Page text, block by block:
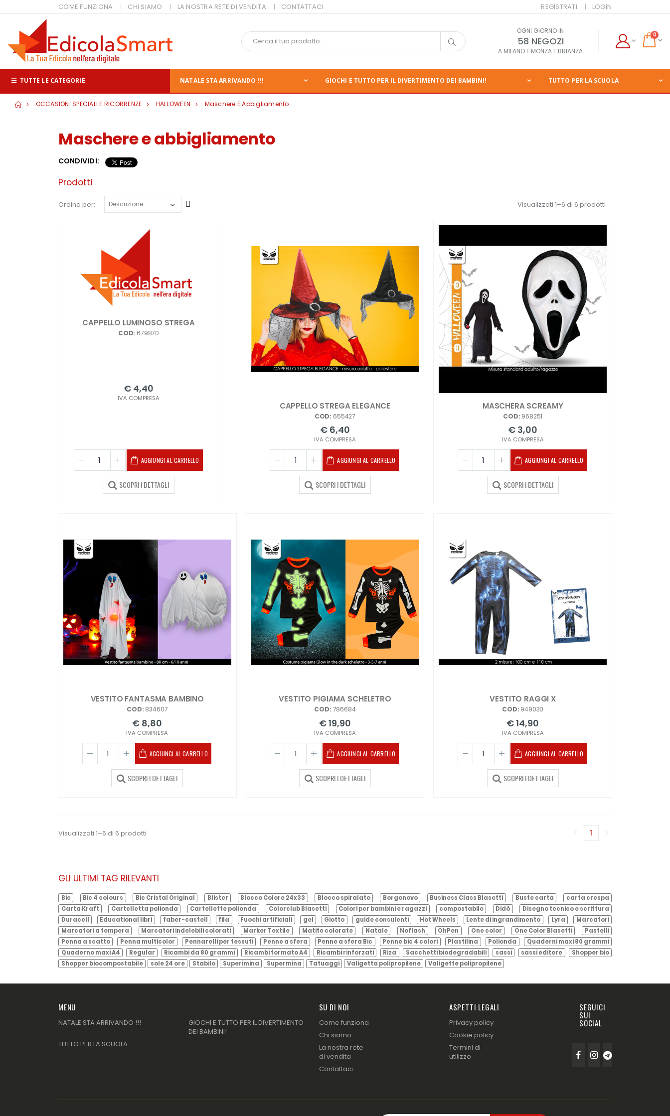
COME FUNZIONA CHI SIAMO LA NOSTRA RETE DI VENDITA CONTATTACI REGISTRATI LOGIN
OGNI GIORNO IN
58 NEGOZI
A MILANO E MONZA E BRIANZA
0
TUTTE LE CATEGORIE NATALE STA ARRIVANDO !!! GIOCHI E TUTTO PER IL DIVERTIMENTO DEI BAMBINI! TUTTO PER LA SCUOLA
OCCASIONI SPECIALI E RICORRENZE HALLOWEEN Maschere E Abbigliamento
Maschere e abbigliamento
CONDIVIDI:
Prodotti
Ordina per: Visualizzati 1–6 di 6 prodotti
CAPPELLO LUMINOSO STREGA
COD: 679870
€ 4,40
IVA COMPRESA
AGGIUNGI AL CARRELLO
SCOPRI I DETTAGLI
CAPPELLO STREGA ELEGANCE
COD: 655427
€ 6,40
IVA COMPRESA
AGGIUNGI AL CARRELLO
SCOPRI I DETTAGLI
MASCHERA SCREAMY
COD: 968251
€ 3,00
IVA COMPRESA
AGGIUNGI AL CARRELLO
SCOPRI I DETTAGLI
VESTITO FANTASMA BAMBINO
COD: 834607
€ 8,80
IVA COMPRESA
AGGIUNGI AL CARRELLO
SCOPRI I DETTAGLI
VESTITO PIGIAMA SCHELETRO
COD: 786684
€ 19,90
IVA COMPRESA
AGGIUNGI AL CARRELLO
SCOPRI I DETTAGLI
VESTITO RAGGI X
COD: 949030
€ 14,90
IVA COMPRESA
AGGIUNGI AL CARRELLO
SCOPRI I DETTAGLI
Visualizzati 1–6 di 6 prodotti 1(corrente)
GLI ULTIMI TAG RILEVANTI
Bic Bic 4 colours Bic Cristal Original Blister Blocco Colore 24x33 Blocco spiralato Borgonovo Business Class Blasetti Buste carta
carta crespa
Carta Kraft
Cartelletta polionda Cartellette polionda Colorclub Blasetti Colori per bambini e ragazzi compostabile Didò
Disegno tecnico e scrittura
Duracell
Educational libri faber-castell fila Fuochi artificiali gel Giotto guide consulenti Hot Wheels Lente di ingrandimento Lyra
Marcatori
Marcatori a tempera
Marcatori indelebili colorati Marker Textile Matite colorate Natale Noflash OhPen One color One Color Blasetti
Pastelli
Penna a scatto
Penna multicolor Pennarelli per tessuti Penne a sfera Penne a sfera Bic Penne bic 4 colori Plastilina Polionda
Quaderni maxi 80 grammi
Quaderno maxi A4
Regular Ricambi da 80 grammi Ricambi formato A4 Ricambi rinforzati Riza Sacchetti biodegradabili sassi sassi editore
Shopper bio
Shopper biocompostabile
sole 24 ore Stabilo Superimina Supermina Tatuaggi Valigetta polipropilene Valigette polipropilene
MENU
NATALE STA ARRIVANDO !!!
GIOCHI E TUTTO PER IL DIVERTIMENTO
DEI BAMBINI!
TUTTO PER LA SCUOLA
SU DI NOI
Come funziona
Chi siamo
La nostra rete
di vendita
Contattaci
ASPETTI LEGALI
Privacy policy
Cookie policy
Termini di
utilizzo
SEGUICI
SUI
SOCIAL